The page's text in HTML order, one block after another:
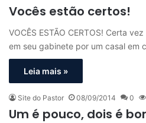
Vocês estão certos!
VOCÊS ESTÃO CERTOS! Certa
em seu gabinete por um casal em
Leia mais »
Site do Pastor 08/09/2014 0
Um é pouco, dois é